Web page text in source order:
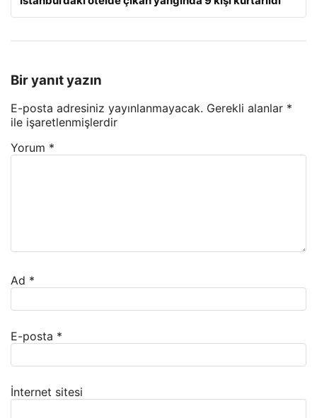
Bir yanıt yazın
E-posta adresiniz yayınlanmayacak. Gerekli alanlar *
ile işaretlenmişlerdir
Yorum *
Ad *
E-posta *
İnternet sitesi